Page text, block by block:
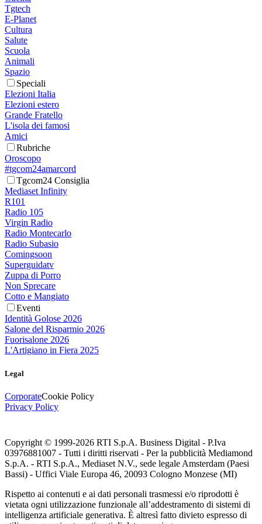
Tgtech
E-Planet
Cultura
Salute
Scuola
Animali
Spazio
Speciali
Elezioni Italia
Elezioni estero
Grande Fratello
L'isola dei famosi
Amici
Rubriche
Oroscopo
#tgcom24amarcord
Tgcom24 Consiglia
Mediaset Infinity
R101
Radio 105
Virgin Radio
Radio Montecarlo
Radio Subasio
Comingsoon
Superguidatv
Zuppa di Porro
Non Sprecare
Cotto e Mangiato
Eventi
Identità Golose 2026
Salone del Risparmio 2026
Fuorisalone 2026
L'Artigiano in Fiera 2025
Legal
CorporateCookie Policy
Privacy Policy
Copyright © 1999-2026 RTI S.p.A. Business Digital - P.Iva
03976881007 - Tutti i diritti riservati - Per la pubblicità Mediamond
S.p.A. - RTI S.p.A., Mediaset N.V., sede legale Amsterdam (Paesi
Bassi) - Uffici Viale Europa 46, 20093 Cologno Monzese (MI)
Rispetto ai contenuti e ai dati personali trasmessi e/o riprodotti è
vietata ogni utilizzazione funzionale all’addestramento di sistemi di
intelligenza artificiale generativa. È altresì fatto divieto espresso di